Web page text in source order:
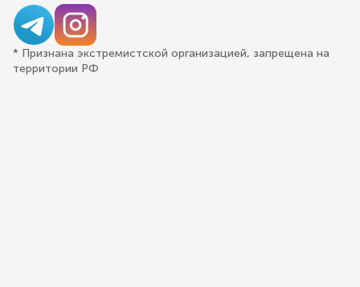
* Признана экстремистской организацией, запрещена на
территории РФ